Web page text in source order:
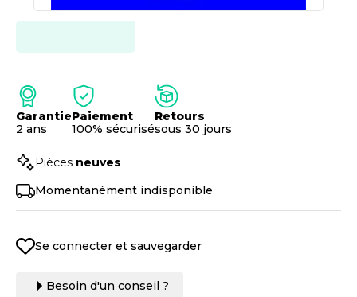
Garantie
2 ans
Paiement
100% sécurisé
Retours
sous 30 jours
Pièces neuves
Momentanément indisponible
Se connecter et sauvegarder
Besoin d'un conseil ?